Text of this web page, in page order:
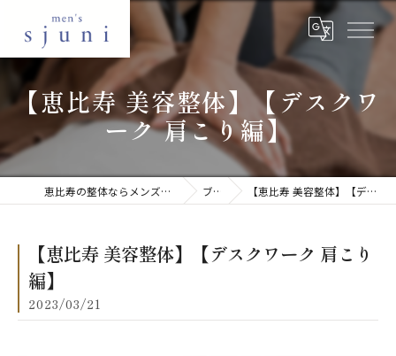
【恵比寿 美容整体】【デスクワ
ーク 肩こり編】
恵比寿の整体ならメンズ美容整体 sjuni 恵比寿店 ブログ 【恵比寿 美容整体】【デスクワーク 肩こり編】
【恵比寿 美容整体】【デスクワーク 肩こり
編】
2023/03/21